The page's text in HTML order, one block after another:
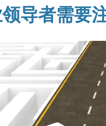
导者需要